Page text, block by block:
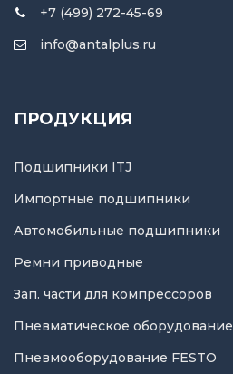
+7 (499) 272-45-69
info@antalplus.ru
ПРОДУКЦИЯ
Подшипники ITJ
Импортные подшипники
Автомобильные подшипники
Ремни приводные
Зап. части для компрессоров
Пневматическое оборудование
Пневмооборудование FESTO